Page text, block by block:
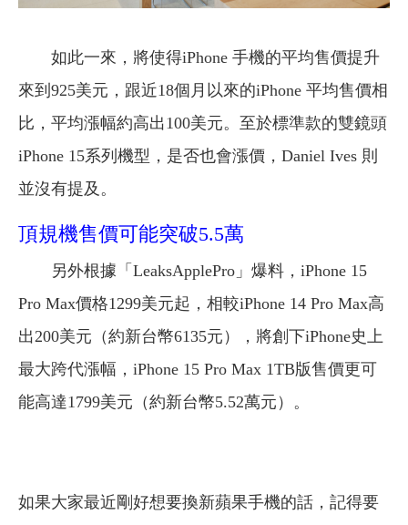
如此一來，將使得iPhone 手機的平均售價提升
來到925美元，跟近18個月以來的iPhone 平均售價相
比，平均漲幅約高出100美元。至於標準款的雙鏡頭
iPhone 15系列機型，是否也會漲價，Daniel Ives 則
並沒有提及。
頂規機售價可能突破5.5萬
另外根據「LeaksApplePro」爆料，iPhone 15
Pro Max價格1299美元起，相較iPhone 14 Pro Max高
出200美元（約新台幣6135元），將創下iPhone史上
最大跨代漲幅，iPhone 15 Pro Max 1TB版售價更可
能高達1799美元（約新台幣5.52萬元）。
如果大家最近剛好想要換新蘋果手機的話，記得要